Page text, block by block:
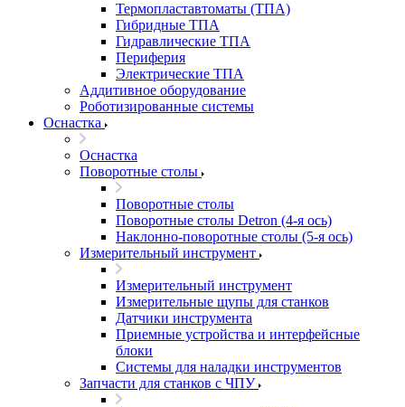
Термопластавтоматы (ТПА)
Гибридные ТПА
Гидравлические ТПА
Периферия
Электрические ТПА
Аддитивное оборудование
Роботизированные системы
Оснастка
Оснастка
Поворотные столы
Поворотные столы
Поворотные столы Detron (4-я ось)
Наклонно-поворотные столы (5-я ось)
Измерительный инструмент
Измерительный инструмент
Измерительные щупы для станков
Датчики инструмента
Приемные устройства и интерфейсные
блоки
Системы для наладки инструментов
Запчасти для станков с ЧПУ